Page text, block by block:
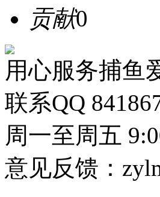
贡献0
用心服务捕鱼
联系QQ
周一至周五
意见反馈：